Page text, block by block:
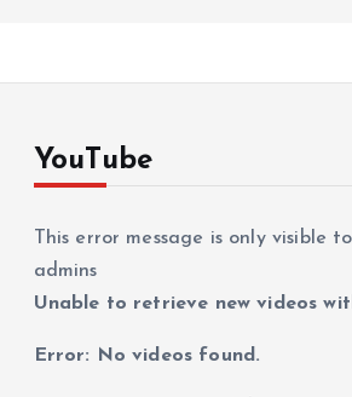
YouTube
This error message is only visible
admins
Unable to retrieve new videos
Error: No videos found.